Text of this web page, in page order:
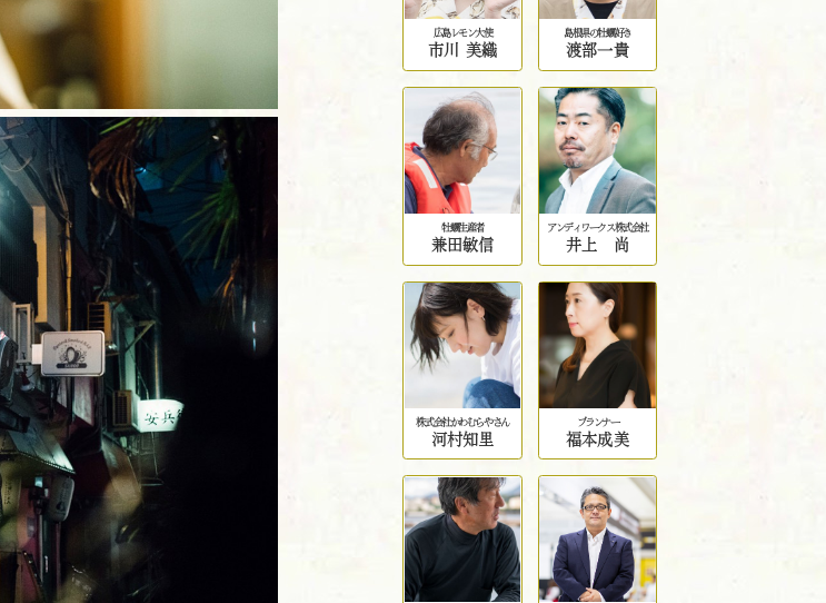
広島レモン大使
市川 美織
島根県の牡蠣好き
渡部一貴
牡蠣生産者
兼田敏信
アンディワークス株式会社
井上 尚
株式会社かわむらやさん
河村知里
プランナー
福本成美